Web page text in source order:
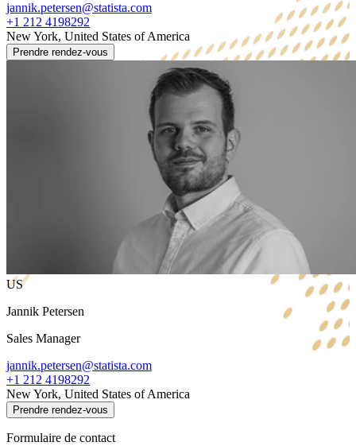
jannik.petersen@statista.com
+1 212 4198292
New York, United States of America
Prendre rendez-vous
US
Jannik Petersen
Sales Manager
jannik.petersen@statista.com
+1 212 4198292
New York, United States of America
Prendre rendez-vous
Formulaire de contact